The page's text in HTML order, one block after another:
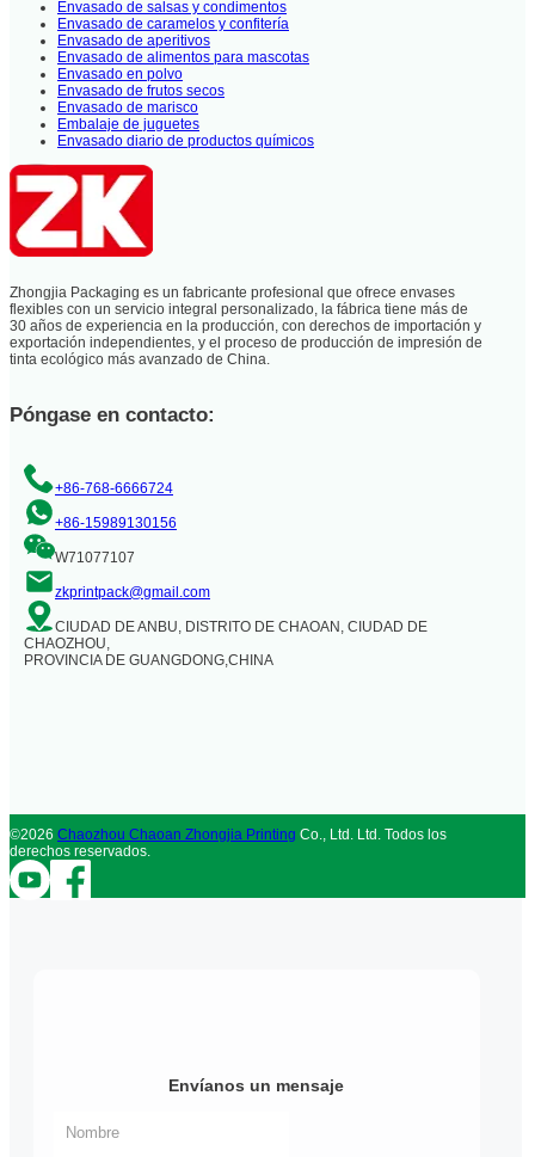
Envasado de salsas y condimentos
Envasado de caramelos y confitería
Envasado de aperitivos
Envasado de alimentos para mascotas
Envasado en polvo
Envasado de frutos secos
Envasado de marisco
Embalaje de juguetes
Envasado diario de productos químicos
Zhongjia Packaging es un fabricante profesional que ofrece envases
flexibles con un servicio integral personalizado, la fábrica tiene más de
30 años de experiencia en la producción, con derechos de importación y
exportación independientes, y el proceso de producción de impresión de
tinta ecológico más avanzado de China.
Póngase en contacto:
+86-768-6666724
+86-15989130156
W71077107
zkprintpack@gmail.com
CIUDAD DE ANBU, DISTRITO DE CHAOAN, CIUDAD DE
CHAOZHOU,
PROVINCIA DE GUANGDONG,CHINA
©2026 Chaozhou Chaoan Zhongjia Printing Co., Ltd. Ltd. Todos los
derechos reservados.
Envíanos un mensaje